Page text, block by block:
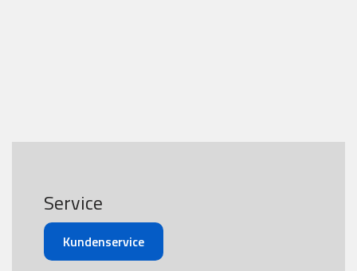
Service
Kundenservice